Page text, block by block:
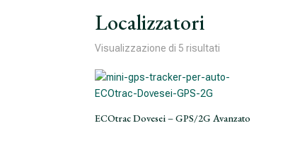
Localizzatori
Visualizzazione di 5 risultati
ECOtrac Dovesei – GPS/2G Avanzato